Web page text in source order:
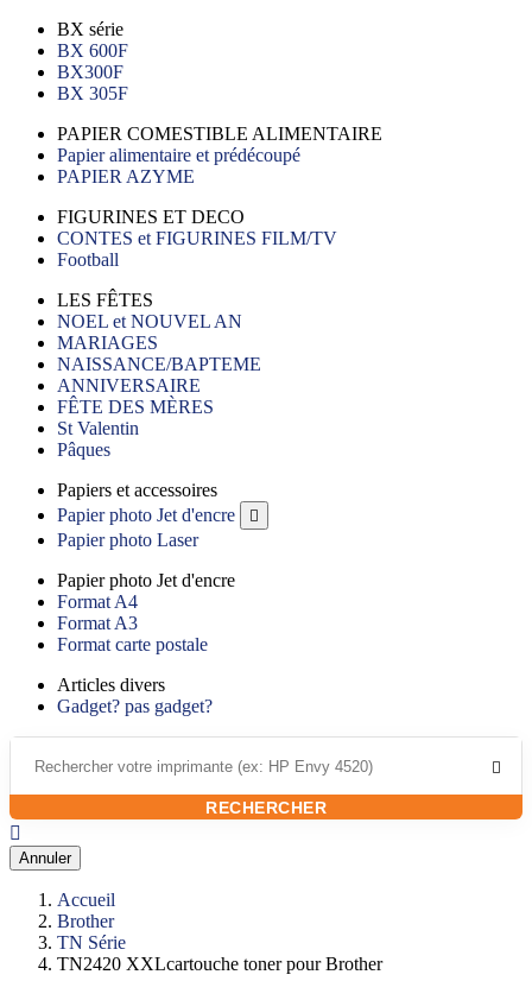
BX série
BX 600F
BX300F
BX 305F
PAPIER COMESTIBLE ALIMENTAIRE
Papier alimentaire et prédécoupé
PAPIER AZYME
FIGURINES ET DECO
CONTES et FIGURINES FILM/TV
Football
LES FÊTES
NOEL et NOUVEL AN
MARIAGES
NAISSANCE/BAPTEME
ANNIVERSAIRE
FÊTE DES MÈRES
St Valentin
Pâques
Papiers et accessoires
Papier photo Jet d'encre

Papier photo Laser
Papier photo Jet d'encre
Format A4
Format A3
Format carte postale
Articles divers
Gadget? pas gadget?
RECHERCHER


Annuler
Accueil
Brother
TN Série
TN2420 XXLcartouche toner pour Brother